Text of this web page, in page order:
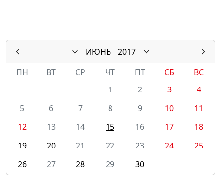
ИЮНЬ
2017
ПН
ВТ СР ЧТ ПТ СБ
ВС
1
2 3
4
5
6 7 8 9 10
11
12
13 14 15 16 17
18
19
20 21 22 23 24
25
26
27 28 29 30